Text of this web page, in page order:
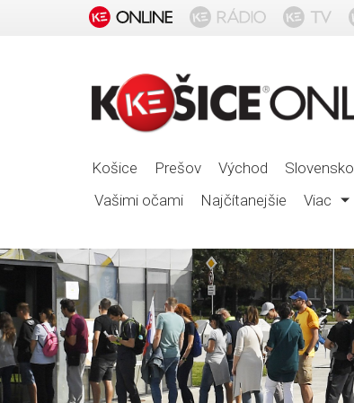
Košice Prešov Východ Slovensko
Vašimi očami
Najčítanejšie Viac